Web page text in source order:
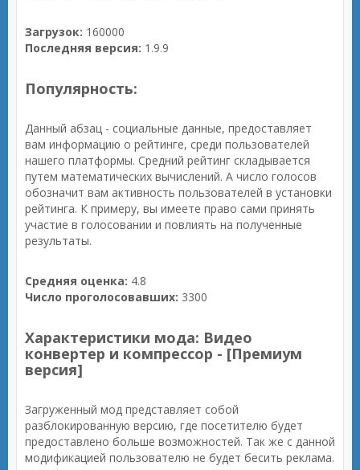
Загрузок: 160000
Последняя версия: 1.9.9
Популярность:
Данный абзац - социальные данные, предоставляет
вам информацию о рейтинге, среди пользователей
нашего платформы. Средний рейтинг складывается
путем математических вычислений. А число голосов
обозначит вам активность пользователей в установки
рейтинга. К примеру, вы имеете право сами принять
участие в голосовании и повлиять на полученные
результаты.
Средняя оценка: 4.8
Число проголосовавших: 3300
Характеристики мода: Видео
конвертер и компрессор - [Премиум
версия]
Загруженный мод представляет собой
разблокированную версию, где посетителю будет
предоставлено больше возможностей. Так же с данной
модификацией пользователю не будет бесить реклама.